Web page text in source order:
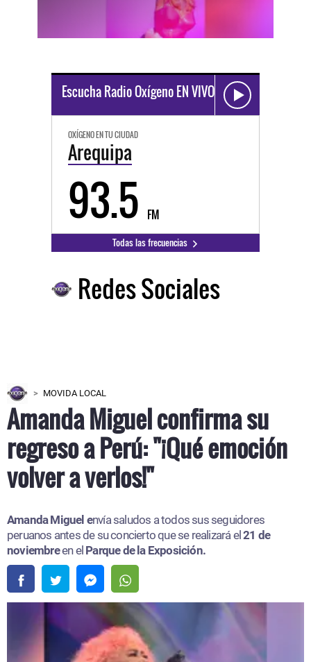
Escucha Radio Oxígeno EN VIVO
OXÍGENO EN TU CIUDAD
Arequipa
93.5 FM
Todas las frecuencias
Redes Sociales
MOVIDA LOCAL
Amanda Miguel confirma su
regreso a Perú: "¡Qué emoción
volver a verlos!"
Amanda Miguel envía saludos a todos sus seguidores
peruanos antes de su concierto que se realizará el21 de
noviembreen el Parque de la Exposición.